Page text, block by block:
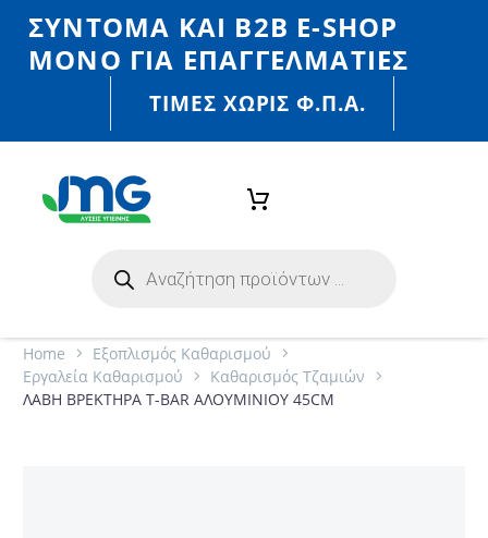
ΣΎΝΤΟΜΑ ΚΑΙ Β2Β E-SHOP
MONO ΓΙΑ ΕΠΑΓΓΕΛΜΑΤΊΕΣ
ΤΙΜΈΣ ΧΩΡΙΣ Φ.Π.Α.
Home
Εξοπλισμός Καθαρισμού
Εργαλεία Καθαρισμού
Καθαρισμός Τζαμιών
ΛΑΒΗ ΒΡΕΚΤΗΡΑ T-BAR ΑΛΟΥΜΙΝΙΟΥ 45CM